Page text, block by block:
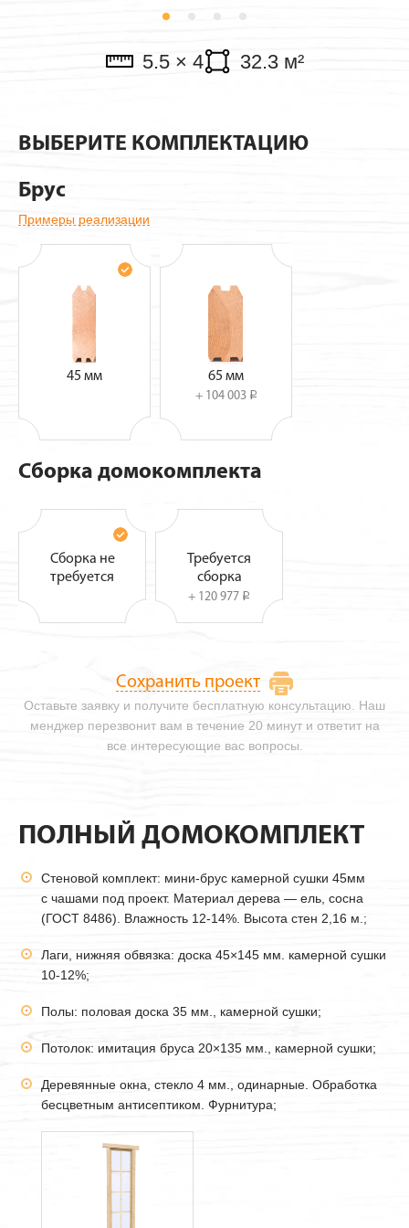
5.5 × 4 32.3 м²
ВЫБЕРИТЕ КОМПЛЕКТАЦИЮ
Брус
Примеры реализации
45 мм 65 мм
+ 104 003 i
Сборка домокомплекта
Сборка не
требуется
Требуется
сборка
+ 120 977 i
Оставьте заявку и получите бесплатную консультацию. Наш
менджер перезвонит вам в течение 20 минут и ответит на
все интересующие вас вопросы.
Сохранить проект
ПОЛНЫЙ ДОМОКОМПЛЕКТ
Стеновой комплект: мини-брус камерной сушки 45мм
с чашами под проект. Материал дерева — ель, сосна
(ГОСТ 8486). Влажность 12-14%. Высота стен 2,16 м.;
Лаги, нижняя обвязка: доска 45×145 мм. камерной сушки
10-12%;
Полы: половая доска 35 мм., камерной сушки;
Потолок: имитация бруса 20×135 мм., камерной сушки;
Деревянные окна, стекло 4 мм., одинарные. Обработка
бесцветным антисептиком. Фурнитура;